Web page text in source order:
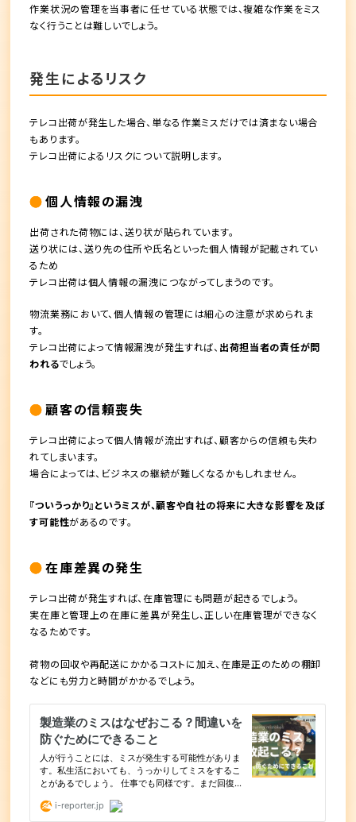
作業状況の管理を当事者に任せている状態では、複雑な作業をミス
なく行うことは難しいでしょう。
発生によるリスク
テレコ出荷が発生した場合、単なる作業ミスだけでは済まない場合
もあります。
テレコ出荷によるリスクについて説明します。
個人情報の漏洩
出荷された荷物には、送り状が貼られています。
送り状には、送り先の住所や氏名といった個人情報が記載されてい
るため
テレコ出荷は個人情報の漏洩につながってしまうのです。
物流業務において、個人情報の管理には細心の注意が求められま
す。
テレコ出荷によって情報漏洩が発生すれば、 出荷担当者の責任が問
われるでしょう。
顧客の信頼喪失
テレコ出荷によって個人情報が流出すれば、顧客からの信頼も失わ
れてしまいます。
場合によっては、ビジネスの継続が難しくなるかもしれません。
『ついうっかり』というミスが、顧客や自社の将来に大きな影響を及ぼ
す可能性があるのです。
在庫差異の発生
テレコ出荷が発生すれば、在庫管理にも問題が起きるでしょう。
実在庫と管理上の在庫に差異が発生し、正しい在庫管理ができなく
なるためです。
荷物の回収や再配送にかかるコストに加え、在庫是正のための棚卸
などにも労力と時間がかかるでしょう。